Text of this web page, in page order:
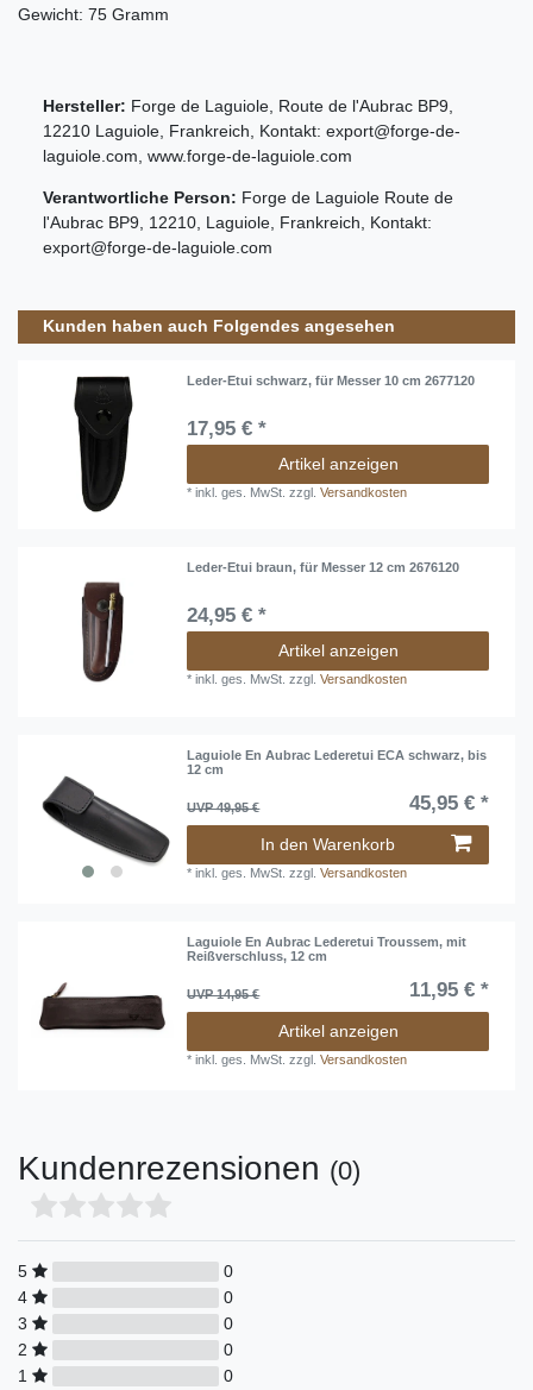
Gewicht: 75 Gramm
Hersteller: Forge de Laguiole Route de l'Aubrac BP9
12210 Laguiole Frankreich , Kontakt: export@forge-de-
laguiole.com www.forge-de-laguiole.com
Verantwortliche Person: Forge de Laguiole Route de
l'Aubrac BP9 12210 Laguiole Frankreich , Kontakt:
export@forge-de-laguiole.com
Kunden haben auch Folgendes angesehen
Leder-Etui schwarz, für Messer 10 cm 2677120
17,95 € *
Artikel anzeigen
*inkl. ges. MwSt. zzgl.Versandkosten
Leder-Etui braun, für Messer 12 cm 2676120
24,95 € *
Artikel anzeigen
*inkl. ges. MwSt. zzgl.Versandkosten
Laguiole En Aubrac Lederetui ECA schwarz, bis
12 cm
UVP 49,95 € 45,95 € *
In den Warenkorb
*inkl. ges. MwSt. zzgl.Versandkosten
Laguiole En Aubrac Lederetui Troussem, mit
Reißverschluss, 12 cm
UVP 14,95 € 11,95 € *
Artikel anzeigen
*inkl. ges. MwSt. zzgl.Versandkosten
Kundenrezensionen (0)
5
0
4
0
3
0
2
0
1
0